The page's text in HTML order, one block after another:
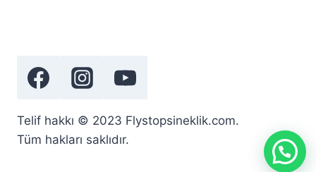
Telif hakkı © 2023 Flystopsineklik.com.
Tüm hakları saklıdır.